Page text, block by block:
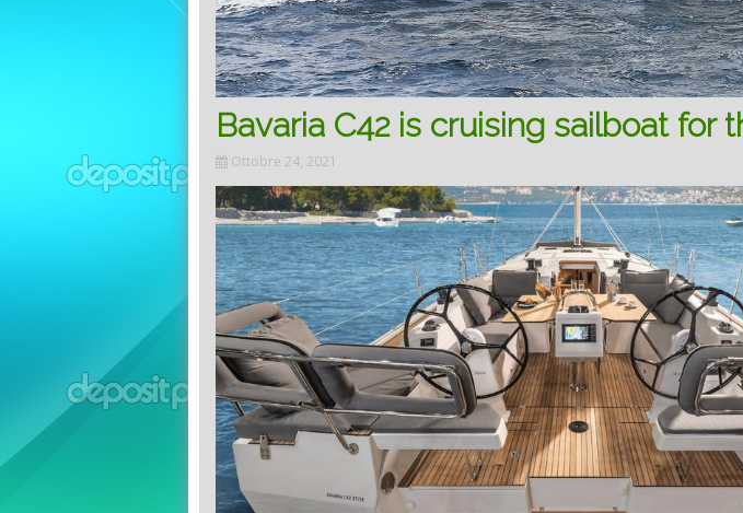
Bavaria C42 is cruising sailboat for
Ottobre 24, 2021